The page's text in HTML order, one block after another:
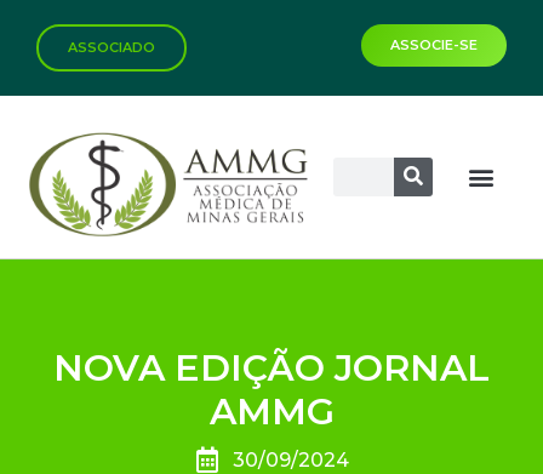
ASSOCIADO ASSOCIE-SE
NOVA EDIÇÃO JORNAL
AMMG
30/09/2024